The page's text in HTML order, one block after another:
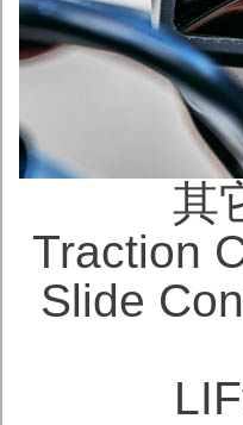
其
Traction
Slide